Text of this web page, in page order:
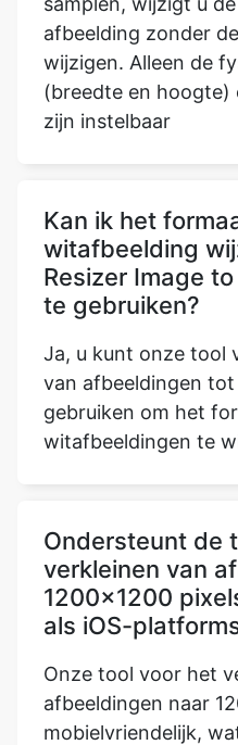
afbeelding zonder
wijzigen. Alleen de
(breedte en hoogte)
zijn instelbaar
Kan ik het
witafbeelding
Resizer Image
te gebruiken?
Ja, u kunt onze tool
van afbeeldingen
gebruiken om het
witafbeeldingen te
Ondersteunt de
verkleinen van
1200x1200
als iOS-
Onze tool voor het
afbeeldingen naar
mobielvriendelijk,